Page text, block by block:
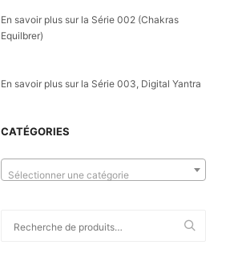
En savoir plus sur la Série 002 (Chakras
Equilbrer)
En savoir plus sur la Série 003, Digital Yantra
CATÉGORIES
Sélectionner une catégorie
pour :